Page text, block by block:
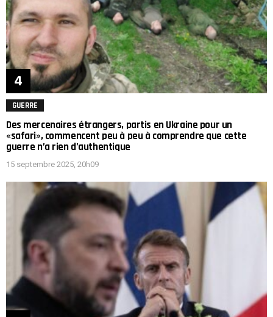
GUERRE
Des mercenaires étrangers, partis en Ukraine pour un
«safari», commencent peu à peu à comprendre que cette
guerre n’a rien d’authentique
15 septembre 2025, 20h09